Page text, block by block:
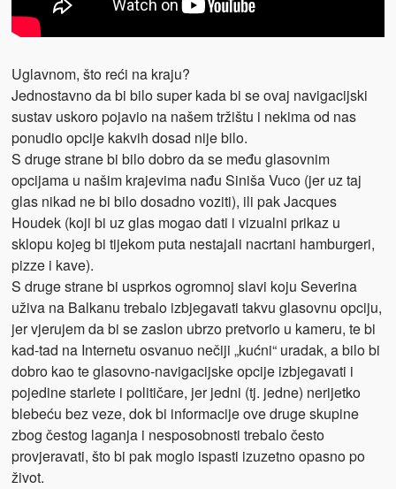
Uglavnom, što reći na kraju?
Jednostavno da bi bilo super kada bi se ovaj navigacijski
sustav uskoro pojavio na našem tržištu i nekima od nas
ponudio opcije kakvih dosad nije bilo.
S druge strane bi bilo dobro da se među glasovnim
opcijama u našim krajevima nađu Siniša Vuco (jer uz taj
glas nikad ne bi bilo dosadno voziti), ili pak Jacques
Houdek (koji bi uz glas mogao dati i vizualni prikaz u
sklopu kojeg bi tijekom puta nestajali nacrtani hamburgeri,
pizze i kave).
S druge strane bi usprkos ogromnoj slavi koju Severina
uživa na Balkanu trebalo izbjegavati takvu glasovnu opciju,
jer vjerujem da bi se zaslon ubrzo pretvorio u kameru, te bi
kad-tad na Internetu osvanuo nečiji „kućni“ uradak, a bilo bi
dobro kao te glasovno-navigacijske opcije izbjegavati i
pojedine starlete i političare, jer jedni (tj. jedne) nerijetko
blebeću bez veze, dok bi informacije ove druge skupine
zbog čestog laganja i nesposobnosti trebalo često
provjeravati, što bi pak moglo ispasti izuzetno opasno po
život.